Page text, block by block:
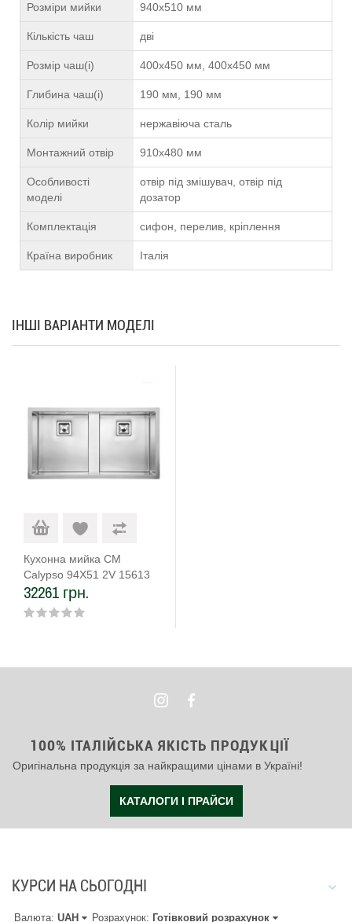
Розміри мийки 940х510 мм
Кількість чаш дві
Розмір чаш(і) 400х450 мм, 400х450 мм
Глибина чаш(і) 190 мм, 190 мм
Колір мийки нержавіюча сталь
Монтажний отвір 910х480 мм
Особливості
моделі
отвір під змішувач, отвір під
дозатор
Комплектація сифон, перелив, кріплення
Країна виробник Італія
ІНШІ ВАРІАНТИ МОДЕЛІ
Кухонна мийка CM
Calypso 94Х51 2V 15613
32261 грн.
100% ІТАЛІЙСЬКА ЯКІСТЬ ПРОДУКЦІЇ
Оригінальна продукція за найкращими цінами в Україні!
КАТАЛОГИ І ПРАЙСИ
КУРСИ НА СЬОГОДНІ
Валюта: UAH Розрахунок: Готівковий розрахунок